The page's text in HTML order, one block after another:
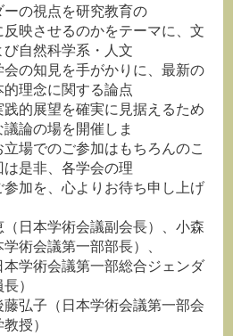
ーの視点を研究教育の
映させるのかをテーマに、文
自然科学系・人文
会の知見を手がかりに、最新の
理念に関する論点
践的展望を確実に見据えるため
論の場を開催しま
場でのご参加はもちろんのこ
は是非、各学会の理
参加を、心よりお待ち申し上げ
日本学術会議副会長）、小森
術会議第一部部長）、
本学術会議第一部総合ジェンダ
）
藤弘子（日本学術会議第一部会
授）